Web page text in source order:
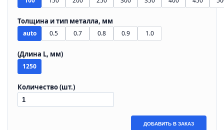
Толщина и тип металла, мм
auto 0.5 0.7 0.8 0.9 1.0
(Длина L, мм)
1250
Количество (шт.)
ДОБАВИТЬ В ЗАКАЗ